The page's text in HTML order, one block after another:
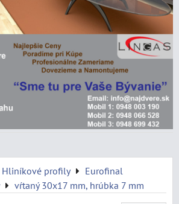
Hliníkové profily
Eurofinal
vŕtaný 30x17 mm, hrúbka 7 mm